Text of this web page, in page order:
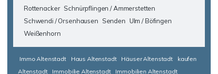
Rottenacker Schnürpflingen / Ammerstetten
Schwendi / Orsenhausen
Senden Ulm / Böfingen
Weißenhorn
Immo Altenstadt Haus Altenstadt Häuser Altenstadt
kaufen
Altenstadt
Immobilie Altenstadt
Immobilien Altenstadt